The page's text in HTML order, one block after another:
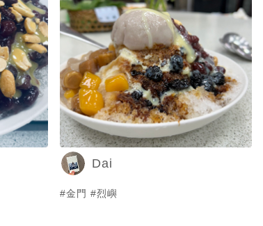
Dai
#金門 #烈嶼